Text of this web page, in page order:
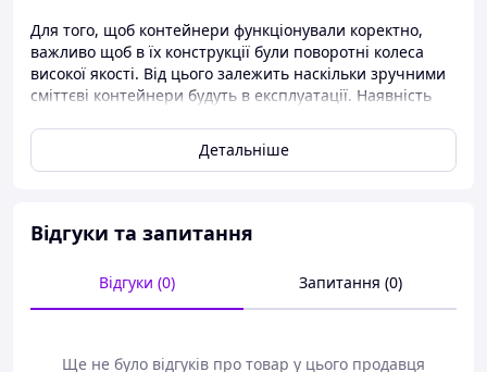
Для того, щоб контейнери функціонували коректно,
важливо щоб в їх конструкції були поворотні колеса
високої якості. Від цього залежить наскільки зручними
сміттєві контейнери будуть в експлуатації. Наявність
контейнер, що значно полегшить процес його
використання. Особливості їх конструкції забезпечать
Особливості колеса поворотного 200 мм
Купівля поворотного колеса відрізняється такими
перевагами:
Детальніше
Відгуки та запитання
Відгуки (0) Запитання (0)
Ще не було відгуків про товар у цього продавця